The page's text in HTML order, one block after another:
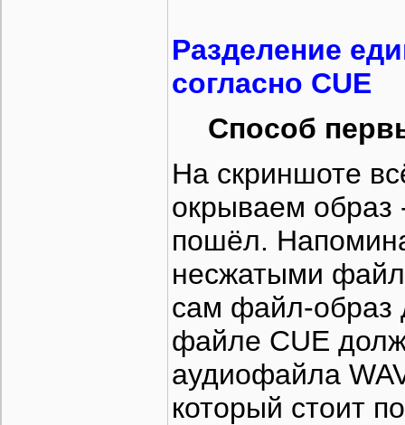
Разделение
согласно CUE
Способ
На скриншоте
окрываем образ
пошёл.
несжатыми
сам файл-образ
файле CUE
аудиофайла
который стоит